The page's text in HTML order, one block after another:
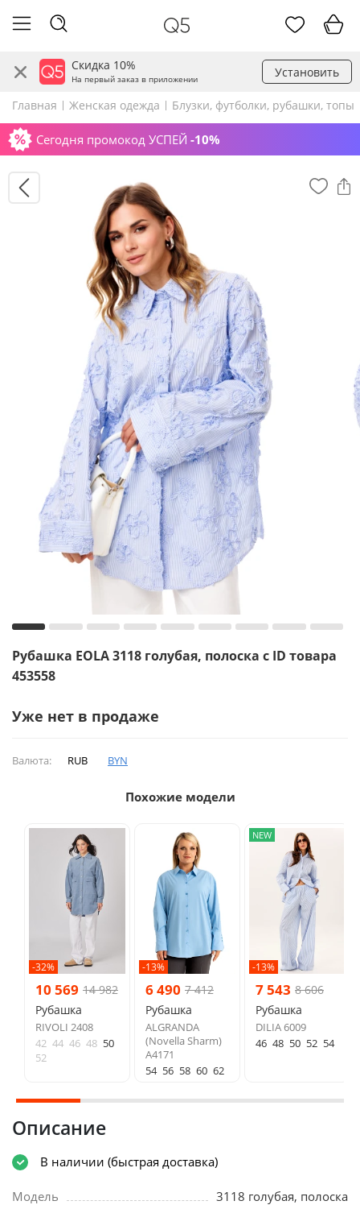
Скидка 10%
На первый заказ в приложении Установить
Главная Женская одежда Блузки, футболки, рубашки, топы
Сегодня промокод УСПЕЙ -10%
Рубашка EOLA 3118 голубая, полоска с ID товара
453558
Уже нет в продаже
Валюта: RUB BYN
Похожие модели
-32%
10 569 14 982
Рубашка
RIVOLI 2408
42 44 46 48 50
52
-13%
6 490 7 412
Рубашка
ALGRANDA
(Novella Sharm)
A4171
54 56 58 60 62
NEW
-13%
7 543 8 606
Рубашка
DILIA 6009
46 48 50 52 54
Описание
В наличии (быстрая доставка)
Модель
3118 голубая, полоска